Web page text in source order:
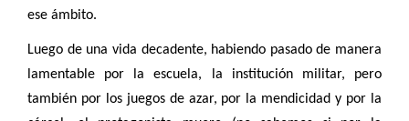
ese ámbito.
Luego de una vida decadente, habiendo pasado de manera
lamentable por la escuela, la institución militar, pero
también por los juegos de azar, por la mendicidad y por la